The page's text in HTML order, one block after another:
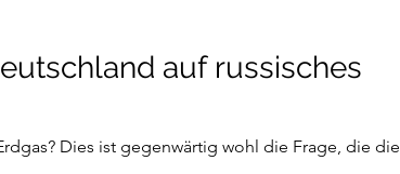
auf russisches
Dies ist gegenwärtig wohl die Frage, die die